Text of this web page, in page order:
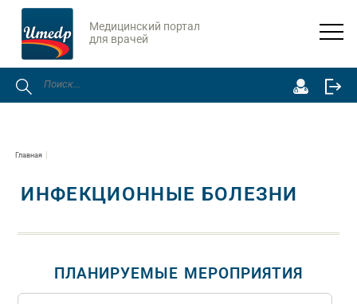
Медицинский портал
для врачей
Главная
ИНФЕКЦИОННЫЕ БОЛЕЗНИ
ПЛАНИРУЕМЫЕ МЕРОПРИЯТИЯ